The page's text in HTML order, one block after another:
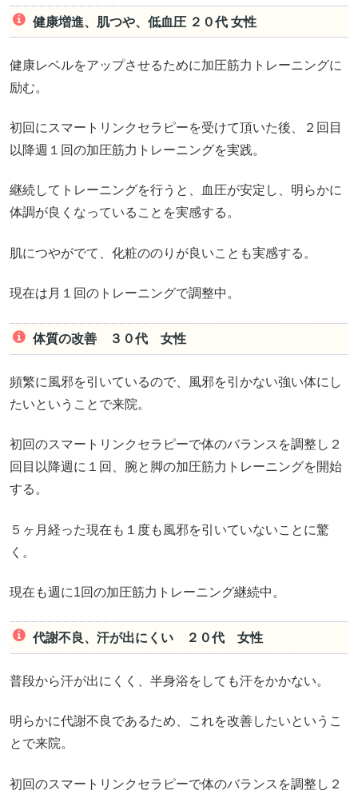
健康増進、肌つや、低血圧 ２０代 女性
健康レベルをアップさせるために加圧筋力トレーニングに
励む。
初回にスマートリンクセラピーを受けて頂いた後、２回目
以降週１回の加圧筋力トレーニングを実践。
継続してトレーニングを行うと、血圧が安定し、明らかに
体調が良くなっていることを実感する。
肌につやがでて、化粧ののりが良いことも実感する。
現在は月１回のトレーニングで調整中。
体質の改善 ３０代 女性
頻繁に風邪を引いているので、風邪を引かない強い体にし
たいということで来院。
初回のスマートリンクセラピーで体のバランスを調整し２
回目以降週に１回、腕と脚の加圧筋力トレーニングを開始
する。
５ヶ月経った現在も１度も風邪を引いていないことに驚
く。
現在も週に1回の加圧筋力トレーニング継続中。
代謝不良、汗が出にくい ２０代 女性
普段から汗が出にくく、半身浴をしても汗をかかない。
明らかに代謝不良であるため、これを改善したいというこ
とで来院。
初回のスマートリンクセラピーで体のバランスを調整し２